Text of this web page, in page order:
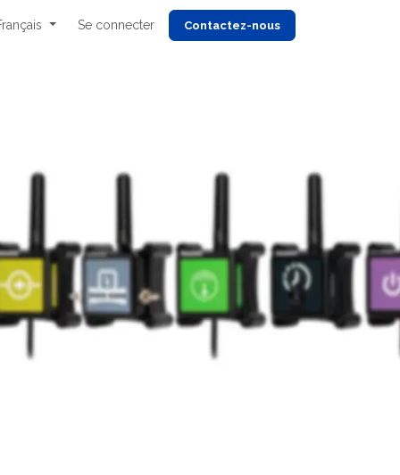
Se connecter Contactez-nous